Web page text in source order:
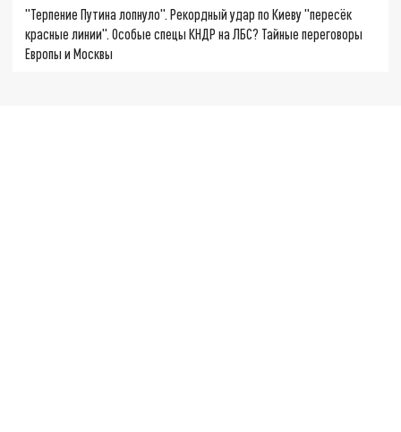
"Терпение Путина лопнуло". Рекордный удар по Киеву "пересёк
красные линии". Особые спецы КНДР на ЛБС? Тайные переговоры
Европы и Москвы